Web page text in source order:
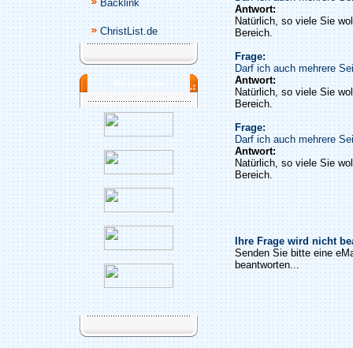
Backlink
ChristList.de
Werbepartner
Antwort:
Natürlich, so viele Sie
Bereich.
Frage:
Darf ich auch mehrere
Antwort:
Natürlich, so viele Sie
Bereich.
Frage:
Darf ich auch mehrere
Antwort:
Natürlich, so viele Sie
Bereich.
Ihre Frage wird nicht
Senden Sie bitte eine
beantworten...